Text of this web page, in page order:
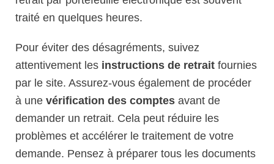
traité en quelques heures.
Pour éviter des désagréments, suivez
attentivement les instructions de retrait fournies
par le site. Assurez-vous également de procéder
à une vérification des comptes avant de
demander un retrait. Cela peut réduire les
problèmes et accélérer le traitement de votre
demande. Pensez à préparer tous les documents